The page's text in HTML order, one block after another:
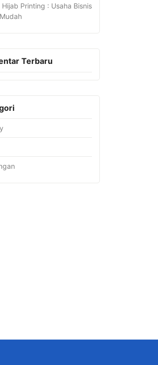
Hijab Printing : Usaha Bisnis
Terbaru